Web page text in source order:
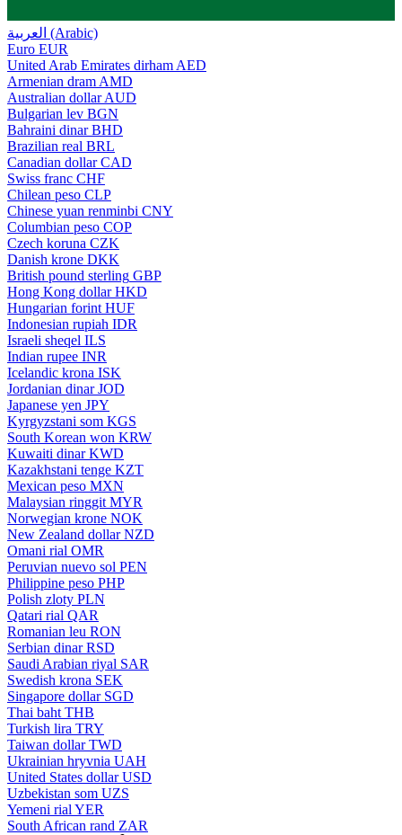
العربية (Arabic)
Euro EUR
United Arab Emirates dirham AED
Armenian dram AMD
Australian dollar AUD
Bulgarian lev BGN
Bahraini dinar BHD
Brazilian real BRL
Canadian dollar CAD
Swiss franc CHF
Chilean peso CLP
Chinese yuan renminbi CNY
Columbian peso COP
Czech koruna CZK
Danish krone DKK
British pound sterling GBP
Hong Kong dollar HKD
Hungarian forint HUF
Indonesian rupiah IDR
Israeli sheqel ILS
Indian rupee INR
Icelandic krona ISK
Jordanian dinar JOD
Japanese yen JPY
Kyrgyzstani som KGS
South Korean won KRW
Kuwaiti dinar KWD
Kazakhstani tenge KZT
Mexican peso MXN
Malaysian ringgit MYR
Norwegian krone NOK
New Zealand dollar NZD
Omani rial OMR
Peruvian nuevo sol PEN
Philippine peso PHP
Polish zloty PLN
Qatari rial QAR
Romanian leu RON
Serbian dinar RSD
Saudi Arabian riyal SAR
Swedish krona SEK
Singapore dollar SGD
Thai baht THB
Turkish lira TRY
Taiwan dollar TWD
Ukrainian hryvnia UAH
United States dollar USD
Uzbekistan som UZS
Yemeni rial YER
South African rand ZAR